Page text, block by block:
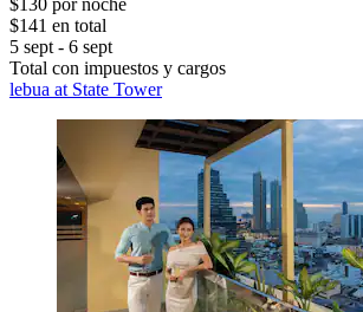
$141 en total
5 sept - 6 sept
Total con impuestos y cargos
lebua at State Tower